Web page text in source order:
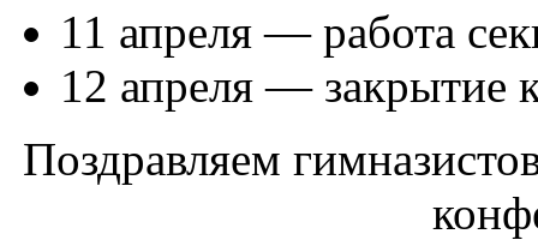
11 апреля — работа
12 апреля — закрытие
Поздравляем